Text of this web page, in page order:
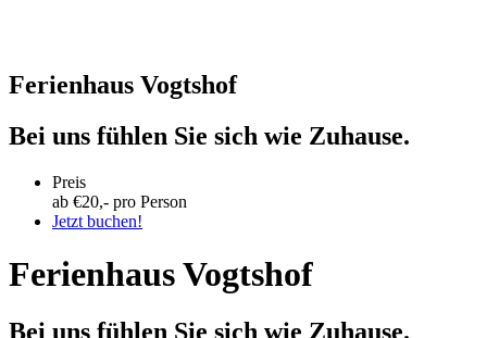
Ferienhaus Vogtshof
Bei uns fühlen Sie sich wie Zuhause.
Preis
ab €20,- pro Person
Jetzt buchen!
Ferienhaus Vogtshof
Bei uns fühlen Sie sich wie Zuhause.